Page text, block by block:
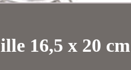
16,5 x 20 cm